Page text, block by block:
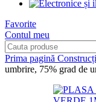
Favorite
Contul meu
Prima pagină
umbrire, 75% grad de